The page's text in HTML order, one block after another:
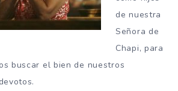
de nuestra
Señora de
Chapi, para
buscar el bien de nuestros